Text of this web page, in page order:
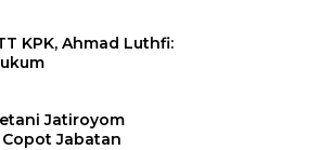
KPK, Ahmad Luthfi:
Jatiroyom
Jabatan